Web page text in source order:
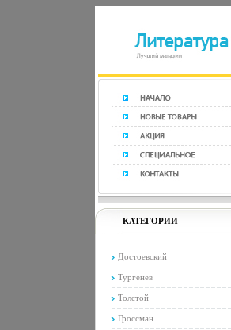
КАТЕГОРИИ
Достоевский
Тургенев
Толстой
Гроссман